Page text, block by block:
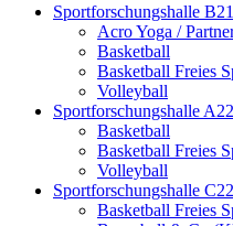
Sportforschungshalle B
Acro Yoga /
Basketball
Basketball Freies
Volleyball
Sportforschungshalle A
Basketball
Basketball Freies
Volleyball
Sportforschungshalle C
Basketball Freies